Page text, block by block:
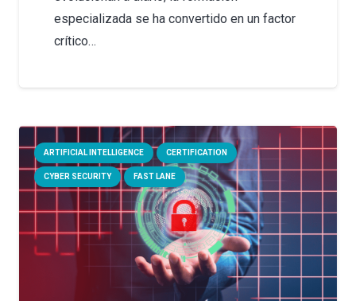
especializada se ha convertido en un factor
crítico…
ARTIFICIAL INTELLIGENCE CERTIFICATION
CYBER SECURITY FAST LANE